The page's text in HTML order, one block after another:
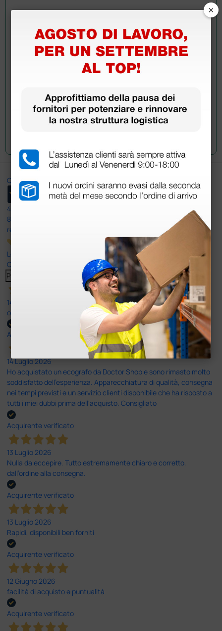
informazioni?
Invia ora la tua domanda ai colleghi che hanno già
acquistato questo prodotto.
Ottimo
4,6
8.330
recensioni
Le nostre recensioni a 4 e 5 stelle.
Clicca qui per leggerle tutte >
Precedente
Successivo
14 Luglio 2026
ottima
Acquirente verificato
14 Luglio 2026
Ho acquistato un ecografo da Doctor Shop e sono rimasto molto
soddisfatto dell'esperienza. Apparecchiatura di qualità, consegna
nei tempi previsti e un servizio clienti disponibile che ha risposto a
tutti i miei dubbi prima dell'acquisto. Consigliato
Acquirente verificato
13 Luglio 2026
Nulla da eccepire. Tutto estremamente chiaro e corretto,
dall’ordine alla consegna.
Acquirente verificato
13 Luglio 2026
Rapidi, disponibili ben forniti
Acquirente verificato
12 Giugno 2026
facilità di acquisto e puntualità
Acquirente verificato
×